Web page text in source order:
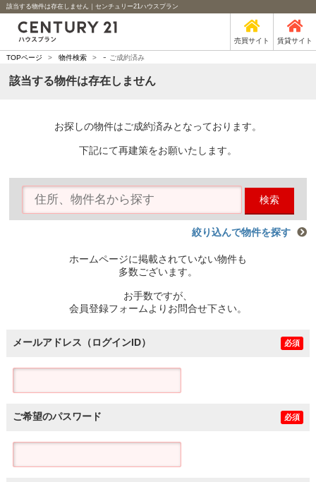
該当する物件は存在しません｜センチュリー21ハウスプラン
売買サイト 賃貸サイト
TOPページ > 物件検索 > - ご成約済み
該当する物件は存在しません
お探しの物件はご成約済みとなっております。
下記にて再建策をお願いたします。
検索
絞り込んで物件を探す
ホームページに掲載されていない物件も
多数ございます。
お手数ですが、
会員登録フォームよりお問合せ下さい。
メールアドレス（ログインID） 必須
ご希望のパスワード 必須